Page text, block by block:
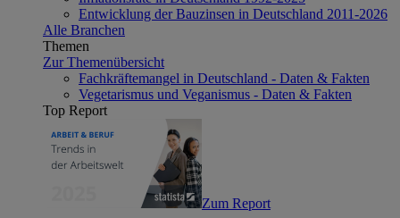
Entwicklung der Bauzinsen in Deutschland 2011-2026
Alle Branchen
Themen
Zur Themenübersicht
Fachkräftemangel in Deutschland - Daten & Fakten
Vegetarismus und Veganismus - Daten & Fakten
Top Report
Zum Report